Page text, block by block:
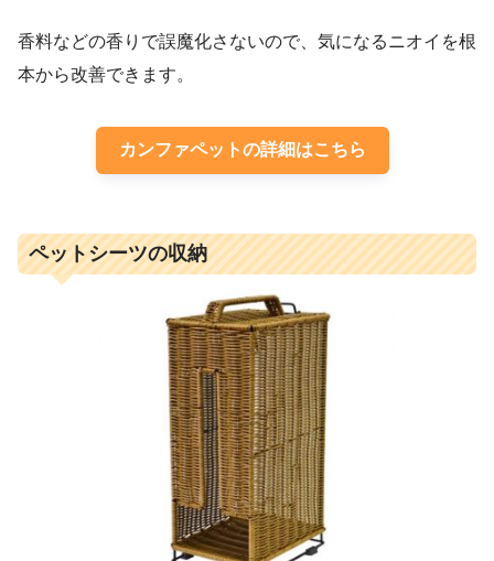
香料などの香りで誤魔化さないので、気になるニオイを根
本から改善できます。
カンファペットの詳細はこちら
ペットシーツの収納